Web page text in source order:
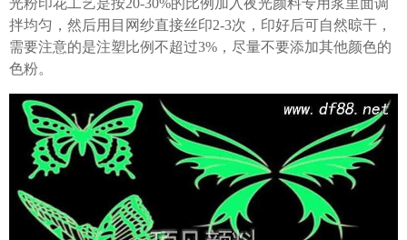
光粉印花工艺是按20-30%的比例加入夜光颜料专用浆里面调
拌均匀，然后用目网纱直接丝印2-3次，印好后可自然晾干，
需要注意的是注塑比例不超过3%，尽量不要添加其他颜色的
色粉。